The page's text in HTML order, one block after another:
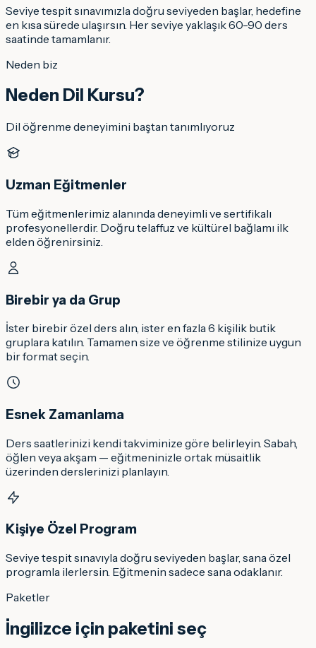
Seviye tespit sınavımızla doğru seviyeden başlar, hedefine
en kısa sürede ulaşırsın. Her seviye yaklaşık 60-90 ders
saatinde tamamlanır.
Neden biz
Neden Dil Kursu?
Dil öğrenme deneyimini baştan tanımlıyoruz
Uzman Eğitmenler
Tüm eğitmenlerimiz alanında deneyimli ve sertifikalı
profesyonellerdir. Doğru telaffuz ve kültürel bağlamı ilk
elden öğrenirsiniz.
Birebir ya da Grup
İster birebir özel ders alın, ister en fazla 6 kişilik butik
gruplara katılın. Tamamen size ve öğrenme stilinize uygun
bir format seçin.
Esnek Zamanlama
Ders saatlerinizi kendi takviminize göre belirleyin. Sabah,
öğlen veya akşam — eğitmeninizle ortak müsaitlik
üzerinden derslerinizi planlayın.
Kişiye Özel Program
Seviye tespit sınavıyla doğru seviyeden başlar, sana özel
programla ilerlersin. Eğitmenin sadece sana odaklanır.
Paketler
İngilizce için paketini seç